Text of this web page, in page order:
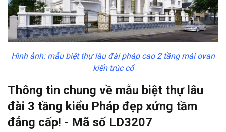
Hình ảnh: mẫu biệt thự lâu đài pháp cao 2 tầng mái ovan
kiến trúc cổ
Thông tin chung về mẫu biệt thự lâu
đài 3 tầng kiểu Pháp đẹp xứng tầm
đẳng cấp! - Mã số LD3207